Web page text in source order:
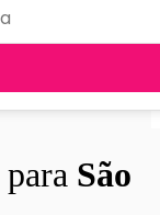
para São